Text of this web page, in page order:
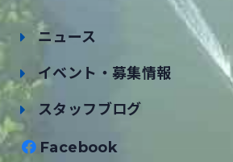
ニュース
イベント・募集情報
スタッフブログ
Facebook